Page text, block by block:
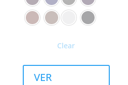
Clear
VER